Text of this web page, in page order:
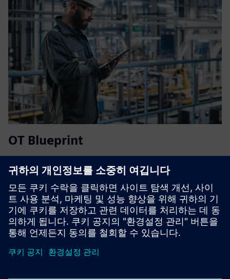
OT Blueprint
live. OT Blueprint is the joint Siemens/ENTIRETEC design
standard for new and expanding production lines, built for
IT/OT architects who need reliability from day one.
자세히 알아보기